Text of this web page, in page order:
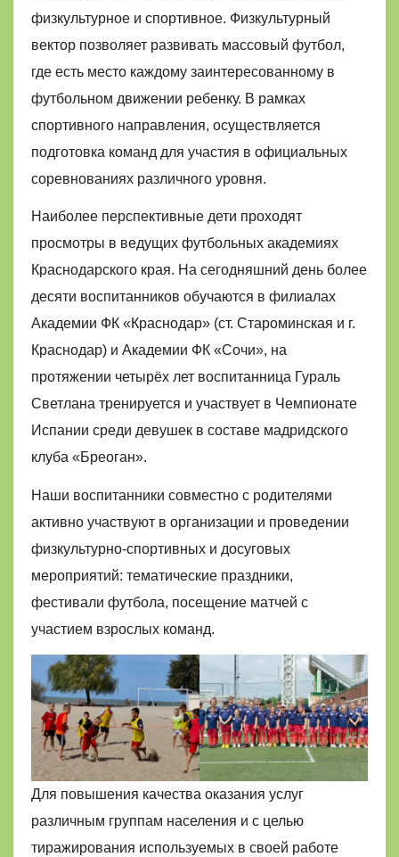
физкультурное и спортивное. Физкультурный
вектор позволяет развивать массовый футбол,
где есть место каждому заинтересованному в
футбольном движении ребенку. В рамках
спортивного направления, осуществляется
подготовка команд для участия в официальных
соревнованиях различного уровня.
Наиболее перспективные дети проходят
просмотры в ведущих футбольных академиях
Краснодарского края. На сегодняшний день более
десяти воспитанников обучаются в филиалах
Академии ФК «Краснодар» (ст. Староминская и г.
Краснодар) и Академии ФК «Сочи», на
протяжении четырёх лет воспитанница Гураль
Светлана тренируется и участвует в Чемпионате
Испании среди девушек в составе мадридского
клуба «Бреоган».
Наши воспитанники совместно с родителями
активно участвуют в организации и проведении
физкультурно-спортивных и досуговых
мероприятий: тематические праздники,
фестивали футбола, посещение матчей с
участием взрослых команд.
Для повышения качества оказания услуг
различным группам населения и с целью
тиражирования используемых в своей работе